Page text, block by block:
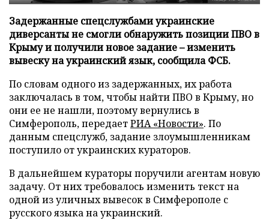
Задержанные спецслужбами украинские
диверсанты не смогли обнаружить позиции ПВО в
Крыму и получили новое задание – изменить
вывеску на украинский язык, сообщила ФСБ.
По словам одного из задержанных, их работа
заключалась в том, чтобы найти ПВО в Крыму, но
они ее не нашли, поэтому вернулись в
Симферополь, передаетРИА «Новости». По
данным спецслужб, задание злоумышленникам
поступило от украинских кураторов.
В дальнейшем кураторы поручили агентам новую
задачу. От них требовалось изменить текст на
одной из уличных вывесок в Симферополе с
русского языка на украинский.